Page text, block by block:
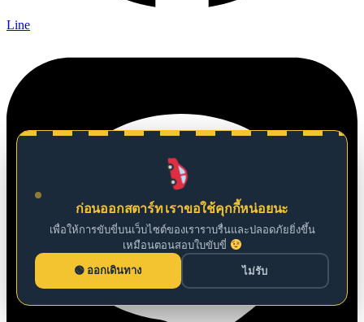
ก่อนออกสตาร์ท เราขอใช้คุกกี้หน่อยนะ
เพื่อให้การขับขี่บนเว็บไซต์ของเราราบรื่นและปลอดภัยยิ่งขึ้น
เหมือนตอนสอบใบขับขี่
ออกเดินทาง
ไม่รับ
Line